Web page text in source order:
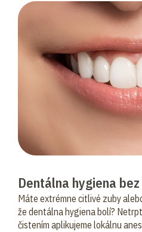
Dentálna hygiena
Máte extrémne citlivé zuby
že dentálna hygiena bolí?
čistením aplikujeme lokálnu